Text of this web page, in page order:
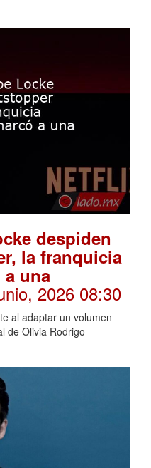
despiden
la franquicia
a una
2026 08:30
al adaptar un volumen
de Olivia Rodrigo